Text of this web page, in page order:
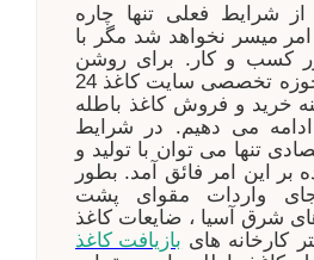
شرایط فعلی تنها چاره
میسر نخواهد شد مگر با
کسب و کار. برای روشن
شدن موضوع از حوزه تخصصی سایت کاغذ 24
خرید و فروش کاغذ باطله
می دهیم. در شرایط
تنها می توان با تولید و
بر این امر فائق آمد. بطور
واردات مقوای پشت
شرق آسیا ، ضایعات کاغذ
کارخانه های بازیافت کاغذ